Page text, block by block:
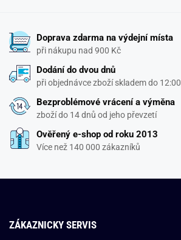
Doprava zdarma na výdejní místa
při nákupu nad 900 Kč
Dodání do dvou dnů
při objednávce zboží skladem do 12:00
Bezproblémové vrácení a výměna
zboží do 14 dnů od jeho převzetí
Ověřený e-shop od roku 2013
Více než 140 000 zákazníků
ZÁKAZNICKY SERVIS